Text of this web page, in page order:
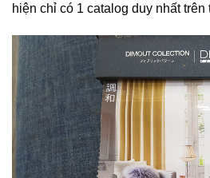
hiện chỉ có 1 catalog duy nhất trên